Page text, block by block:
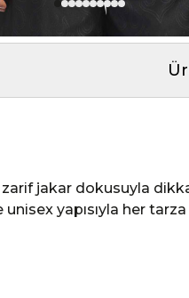
jakar dokusuyla
yapısıyla her